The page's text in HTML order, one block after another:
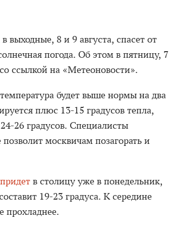
8 и 9 августа, спасет от
погода. Об этом в пятницу, 7
со ссылкой на «Метеоновости».
будет выше нормы на два
плюс 13-15 градусов тепла,
26 градусов. Специалисты
москвичам позагорать и
придет в столицу уже в понедельник,
19-23 градуса. К середине
прохладнее.